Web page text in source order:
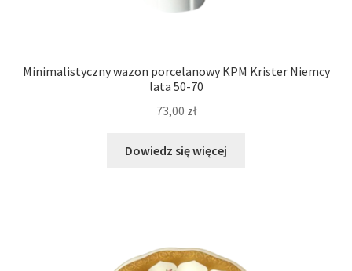
Minimalistyczny wazon porcelanowy KPM Krister Niemcy
lata 50-70
73,00 zł
Dowiedz się więcej